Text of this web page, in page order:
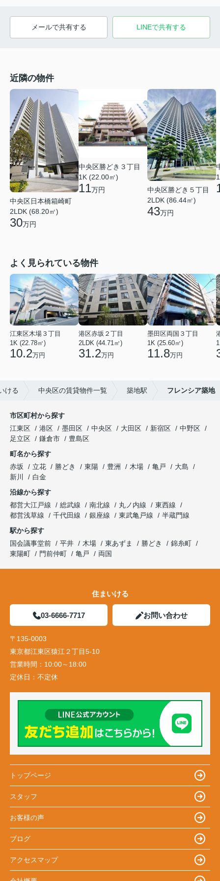
メールで共有する LINEで共有する
近隣の物件
中央区日本橋箱崎町
2LDK (68.20㎡)
30万円
中央区勝どき３丁目
1K (22.00㎡)
11万円
中央区勝どき５丁目
2LDK (86.44㎡)
43万円
よく見られている物件
江東区木場３丁目
1K (22.78㎡)
10.2万円
港区赤坂２丁目
2LDK (44.71㎡)
31.2万円
墨田区両国３丁目
1K (25.60㎡)
11.8万円
ける 中央区の賃貸物件一覧 築地駅 フレンシア築地
市区町村から探す
江東区
港区 墨田区 中央区 大田区 新宿区
中野区
足立区
鎌倉市
豊島区
町名から探す
赤坂
立花 勝どき 東陽 豊洲 木場 亀戸
大島
新川
白金
沿線から探す
都営大江戸線
総武線 南北線 丸ノ内線
東西線
都営浅草線
千代田線 銀座線 東武亀戸線
半蔵門線
駅から探す
国会議事堂前
平井 木場 東あずま 勝どき
錦糸町
東陽町
門前仲町 亀戸 両国
住まいける
03-6666-7717 お問い合わせ
〒135-0003
東京都江東区猿江２丁目5-10
営業時間： 10:00～18:00
定休日： 不定休
トップページ
スタッフ
お客様の声
ブログ
アクセスマップ